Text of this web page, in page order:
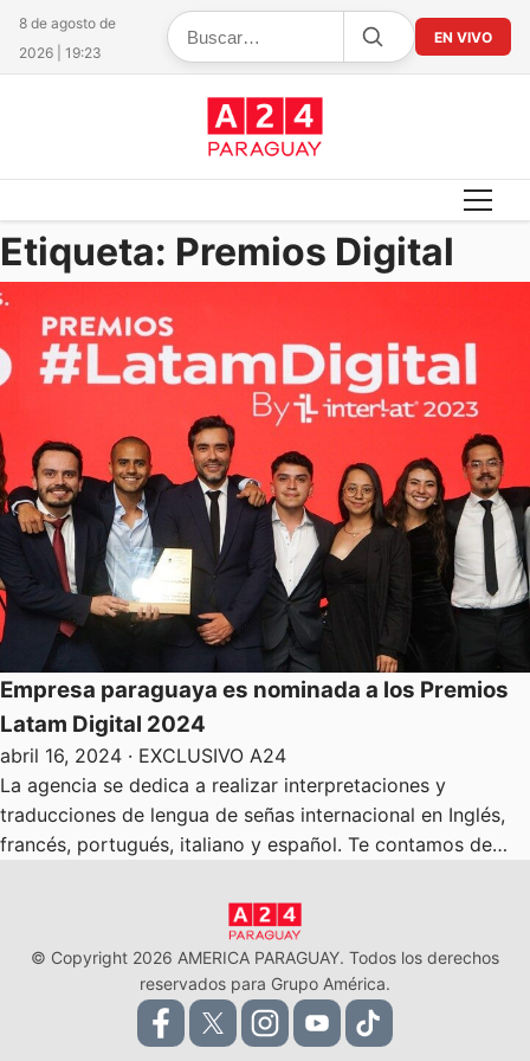
8 de agosto de
2026 | 19:23
EN VIVO
Etiqueta: Premios Digital
Empresa paraguaya es nominada a los Premios
Latam Digital 2024
abril 16, 2024 · EXCLUSIVO A24
La agencia se dedica a realizar interpretaciones y
traducciones de lengua de señas internacional en Inglés,
francés, portugués, italiano y español. Te contamos de…
© Copyright 2026 AMERICA PARAGUAY. Todos los derechos
reservados para Grupo América.